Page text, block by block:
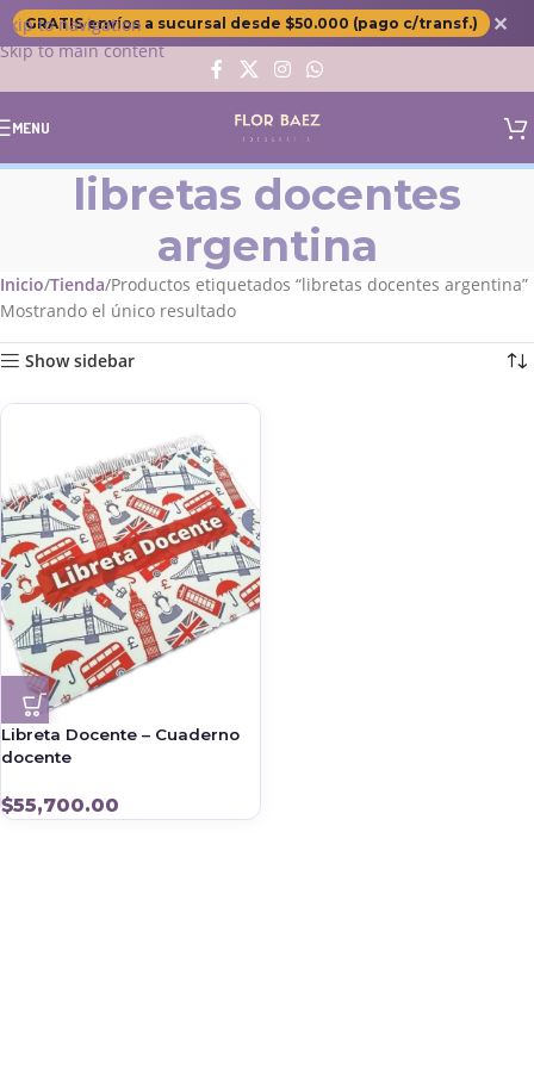
Skip to navigation
Skip to main content
GRATIS envíos a sucursal desde $50.000 (pago c/transf.) ✕
MENU
libretas docentes
argentina
Inicio Tienda Productos etiquetados “libretas docentes argentina”
Mostrando el único resultado
Show sidebar
Libreta Docente – Cuaderno
docente
$55,700.00